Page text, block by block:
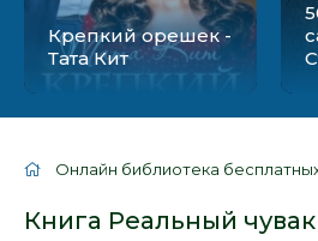
Крепкий орешек -
Тата Кит
Онлайн библиотека
Книга Реальный